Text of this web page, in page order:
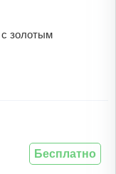
золотым
Бесплатно